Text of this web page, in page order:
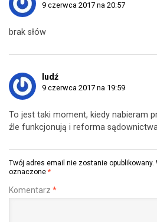
9 czerwca 2017 na 20:57
brak słów
ludź
9 czerwca 2017 na 19:59
To jest taki moment, kiedy nabieram
źle funkcjonują i reforma
Twój adres email nie zostanie opublikowany.
oznaczone *
Komentarz *